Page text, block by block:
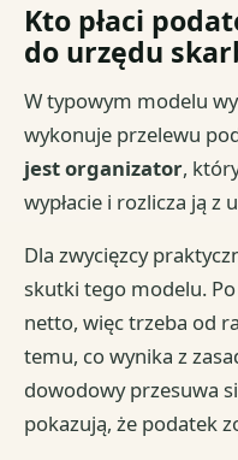
Kto płaci
do urzędu
W typowym modelu
wykonuje przelewu
jest organizator,
wypłacie i rozlicza ją
Dla zwycięzcy
skutki tego modelu.
netto, więc trzeba od
temu, co wynika z
dowodowy przesuwa
pokazują, że podatek